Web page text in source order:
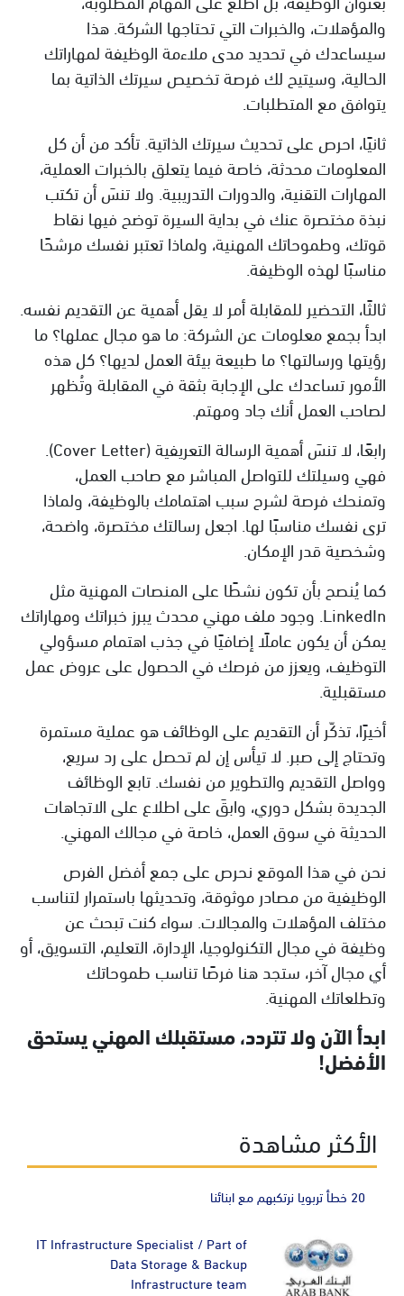
والمؤهلات، والخبرات التي تحتاجها الشركة. هذا
سيساعدك في تحديد مدى ملاءمة الوظيفة لمهاراتك
الحالية، وسيتيح لك فرصة تخصيص سيرتك الذاتية بما
يتوافق مع المتطلبات.
ثانيًا، احرص على تحديث سيرتك الذاتية. تأكد من أن كل
المعلومات محدثة، خاصة فيما يتعلق بالخبرات العملية،
المهارات التقنية، والدورات التدريبية. ولا تنسَ أن تكتب
نبذة مختصرة عنك في بداية السيرة توضح فيها نقاط
قوتك، وطموحاتك المهنية، ولماذا تعتبر نفسك مرشحًا
مناسبًا لهذه الوظيفة.
ثالثًا، التحضير للمقابلة أمر لا يقل أهمية عن التقديم نفسه.
ابدأ بجمع معلومات عن الشركة: ما هو مجال عملها؟ ما
رؤيتها ورسالتها؟ ما طبيعة بيئة العمل لديها؟ كل هذه
الأمور تساعدك على الإجابة بثقة في المقابلة وتُظهر
لصاحب العمل أنك جاد ومهتم.
رابعًا، لا تنسَ أهمية الرسالة التعريفية (Cover Letter).
فهي وسيلتك للتواصل المباشر مع صاحب العمل،
وتمنحك فرصة لشرح سبب اهتمامك بالوظيفة، ولماذا
ترى نفسك مناسبًا لها. اجعل رسالتك مختصرة، واضحة،
وشخصية قدر الإمكان.
كما يُنصح بأن تكون نشطًا على المنصات المهنية مثل
LinkedIn. وجود ملف مهني محدث يبرز خبراتك ومهاراتك
يمكن أن يكون عاملًا إضافيًا في جذب اهتمام مسؤولي
التوظيف، ويعزز من فرصك في الحصول على عروض عمل
مستقبلية.
أخيرًا، تذكّر أن التقديم على الوظائف هو عملية مستمرة
وتحتاج إلى صبر. لا تيأس إن لم تحصل على رد سريع،
وواصل التقديم والتطوير من نفسك. تابع الوظائف
الجديدة بشكل دوري، وابقَ على اطلاع على الاتجاهات
الحديثة في سوق العمل، خاصة في مجالك المهني.
نحن في هذا الموقع نحرص على جمع أفضل الفرص
الوظيفية من مصادر موثوقة، وتحديثها باستمرار لتناسب
مختلف المؤهلات والمجالات. سواء كنت تبحث عن
وظيفة في مجال التكنولوجيا، الإدارة، التعليم، التسويق، أو
أي مجال آخر، ستجد هنا فرصًا تناسب طموحاتك
وتطلعاتك المهنية.
ابدأ الآن ولا تتردد، مستقبلك المهني يستحق
الأفضل!
الأكثر مشاهدة
20 خطأ تربويا نرتكبهم مع ابنائنا
IT Infrastructure Specialist / Part of
Data Storage & Backup
Infrastructure team